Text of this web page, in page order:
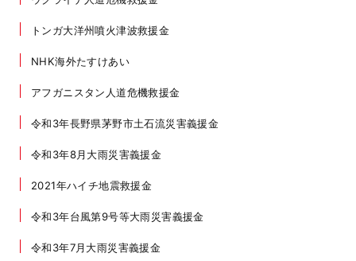
トンガ大洋州噴火津波救援金
NHK海外たすけあい
アフガニスタン人道危機救援金
令和3年長野県茅野市土石流災害義援金
令和3年8月大雨災害義援金
2021年ハイチ地震救援金
令和3年台風第9号等大雨災害義援金
令和3年7月大雨災害義援金